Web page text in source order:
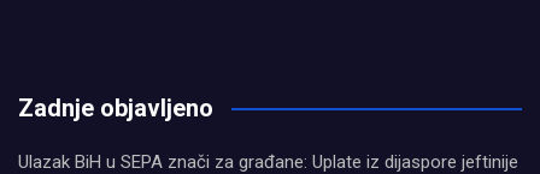
Zadnje objavljeno
Ulazak BiH u SEPA znači za građane: Uplate iz dijaspore jeftinije